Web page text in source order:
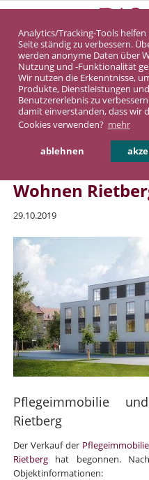
Analytics/Tracking-Tools helfen
Seite ständig zu verbessern.
werden anonyme Daten über
Nutzung und -Funktionalität
Wir nutzen die Erkenntnisse,
Produkte, Dienstleistungen
Benutzererlebnis zu
damit einverstanden, dass wir
Cookies verwenden? mehr
ablehnen
Ab sofort im
Service Wohnen
Ab sofort im
Wohnen
29.10.2019
Pflegeimmobilie
Rietberg
Der Verkauf der
Rietberghat begonnen.
Objektinformationen: